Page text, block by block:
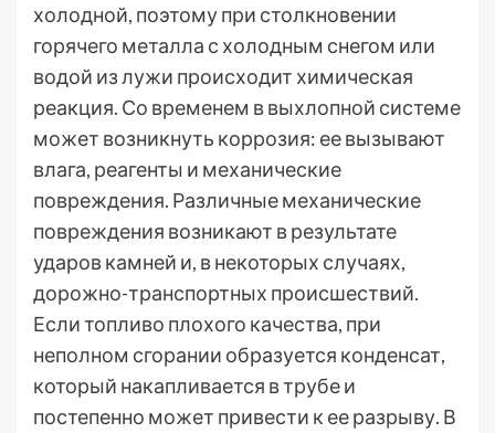
холодной, поэтому при столкновении
горячего металла с холодным снегом или
водой из лужи происходит химическая
реакция. Со временем в выхлопной системе
может возникнуть коррозия: ее вызывают
влага, реагенты и механические
повреждения. Различные механические
повреждения возникают в результате
ударов камней и, в некоторых случаях,
дорожно-транспортных происшествий.
Если топливо плохого качества, при
неполном сгорании образуется конденсат,
который накапливается в трубе и
постепенно может привести к ее разрыву. В